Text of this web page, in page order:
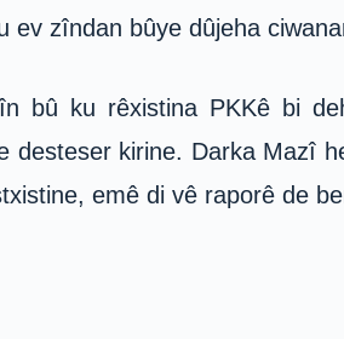
zîndan bûye dûjeha
bû ku rêxistina PKKê bi
desteser kirine. Darka Mazî
emê di vê raporê de